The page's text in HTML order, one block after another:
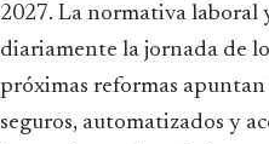
2027. La normativa laboral
diariamente la jornada de
próximas reformas apuntan
seguros, automatizados y